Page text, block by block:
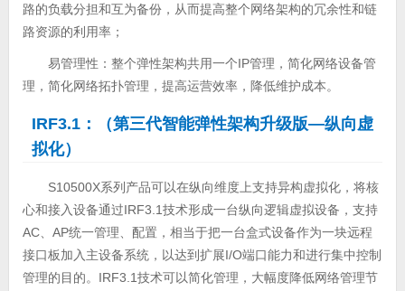
路的负载分担和互为备份，从而提高整个网络架构的冗余性和链
路资源的利用率；
易管理性：整个弹性架构共用一个IP管理，简化网络设备管
理，简化网络拓扑管理，提高运营效率，降低维护成本。
IRF3.1：（第三代智能弹性架构升级版—纵向虚
拟化）
S10500X系列产品可以在纵向维度上支持异构虚拟化，将核
心和接入设备通过IRF3.1技术形成一台纵向逻辑虚拟设备，支持
AC、AP统一管理、配置，相当于把一台盒式设备作为一块远程
接口板加入主设备系统，以达到扩展I/O端口能力和进行集中控制
管理的目的。IRF3.1技术可以简化管理，大幅度降低网络管理节